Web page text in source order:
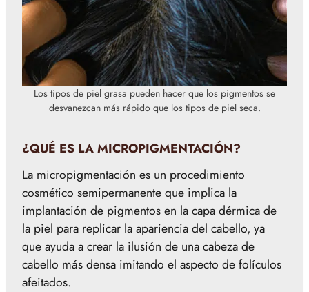
Los tipos de piel grasa pueden hacer que los pigmentos se
desvanezcan más rápido que los tipos de piel seca.
¿QUÉ ES LA MICROPIGMENTACIÓN?
La micropigmentación es un procedimiento
cosmético semipermanente que implica la
implantación de pigmentos en la capa dérmica de
la piel para replicar la apariencia del cabello, ya
que ayuda a crear la ilusión de una cabeza de
cabello más densa imitando el aspecto de folículos
afeitados.